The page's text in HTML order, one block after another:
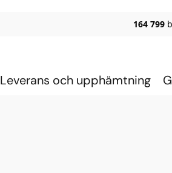
164 799
Leverans och upphämtning